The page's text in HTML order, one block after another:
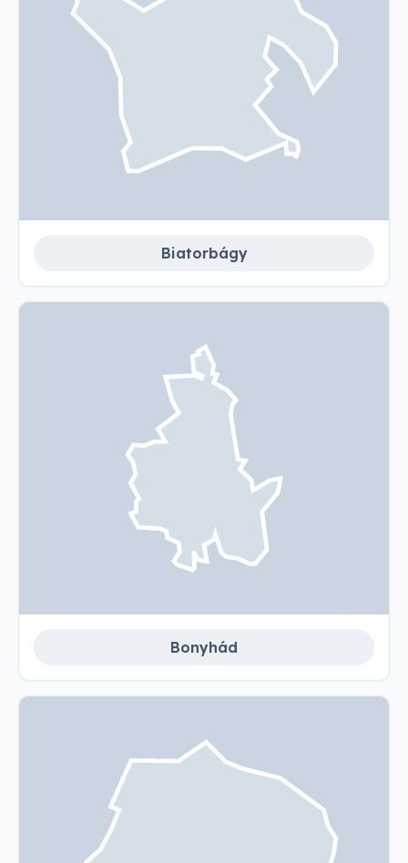
Biatorbágy
Bonyhád